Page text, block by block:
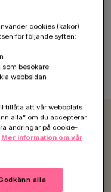
gå i skolan,
men jag visste
månader i
jag sjukskriven.
Så småningom
. Bipolär
cookies (kakor)
för följande syften:
besökare
webbsidan
tillåta att vår webbplats
alla” om du accepterar
ändringar på cookie-
Mer information om vår
alla